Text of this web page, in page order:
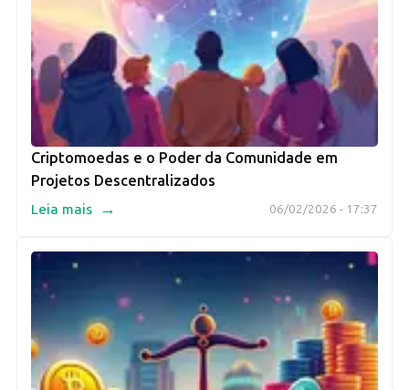
Criptomoedas e o Poder da Comunidade em
Projetos Descentralizados
06/02/2026 - 17:37
Leia mais →